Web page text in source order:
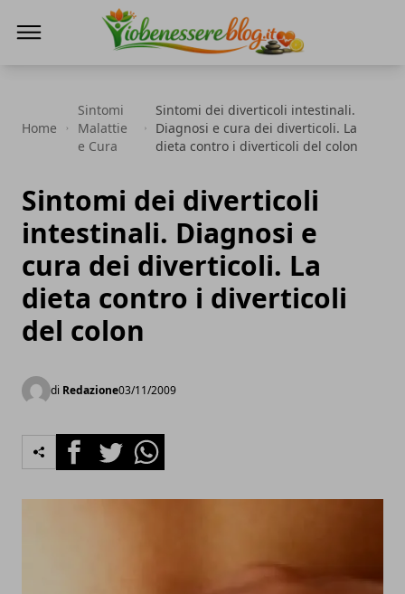
Home
Sintomi
Malattie
e Cura
Sintomi dei diverticoli intestinali.
Diagnosi e cura dei diverticoli. La
dieta contro i diverticoli del colon
Sintomi dei diverticoli
intestinali. Diagnosi e
cura dei diverticoli. La
dieta contro i diverticoli
del colon
di Redazione03/11/2009
FacebookTwitterWhatsapp